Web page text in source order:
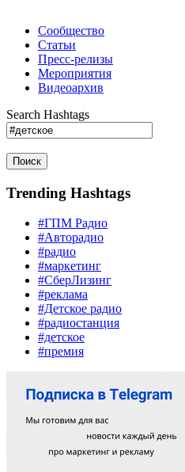
Сообщество
Статьи
Пресс-релизы
Мероприятия
Видеоархив
Search Hashtags
Поиск
Trending Hashtags
#ГПМ Радио
#Авторадио
#радио
#маркетинг
#СберЛизинг
#реклама
#Детское радио
#радиостанция
#детское
#премия